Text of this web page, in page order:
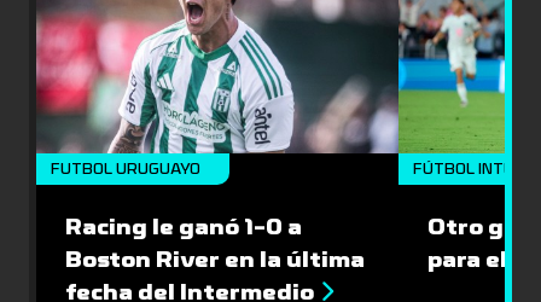
FUTBOL URUGUAYO
Racing le ganó 1-0 a
Boston River en la última
fecha del Intermedio
FÚTBOL
Otro gol
para el